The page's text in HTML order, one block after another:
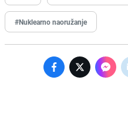
#Nuklearno naoružanje